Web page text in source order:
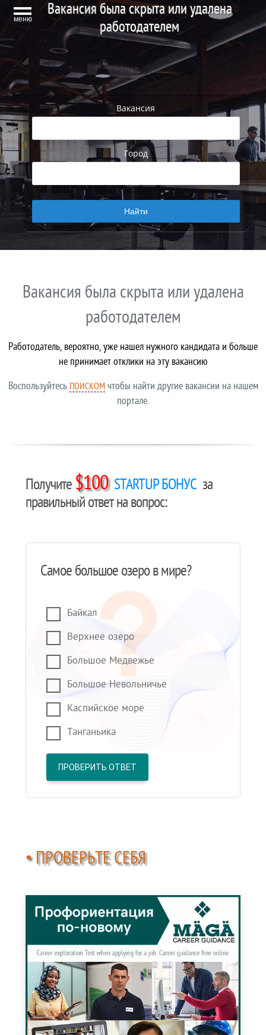
меню
Вакансия была скрыта или удалена
работодателем
Вакансия
Город
Вакансия была скрыта или удалена
работодателем
Работодатель, вероятно, уже нашел нужного кандидата и больше
не принимает отклики на эту вакансию
Воспользуйтесь ПОИСКОМчтобы найти другие вакансии на нашем
портале.
Получите $100 STARTUP БОНУС за
правильный ответ на вопрос:
Самое большое озеро в мире?
Байкал
Верхнее озеро
Большое Медвежье
Большое Невольничье
Каспийское море
Танганьика
ПРОВЕРИТЬ ОТВЕТ
• ПРОВЕРЬТЕ СЕБЯ